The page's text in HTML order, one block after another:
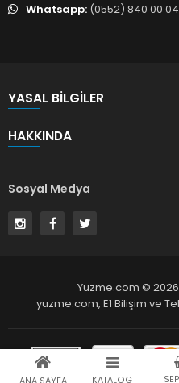
KATALOG
Whatsapp: (0552) 840 00 04
YASAL BILGILER
HAKKINDA
Sosyal Medya
Yuzme.com © 2026
yuzme.com, E1 Bilişim ve